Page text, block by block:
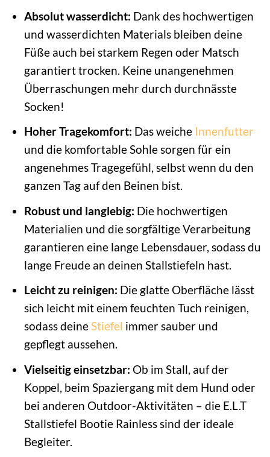
Absolut wasserdicht: Dank des hochwertigen
und wasserdichten Materials bleiben deine
Füße auch bei starkem Regen oder Matsch
garantiert trocken. Keine unangenehmen
Überraschungen mehr durch durchnässte
Socken!
Hoher Tragekomfort: Das weiche Innenfutter
und die komfortable Sohle sorgen für ein
angenehmes Tragegefühl, selbst wenn du den
ganzen Tag auf den Beinen bist.
Robust und langlebig: Die hochwertigen
Materialien und die sorgfältige Verarbeitung
garantieren eine lange Lebensdauer, sodass du
lange Freude an deinen Stallstiefeln hast.
Leicht zu reinigen: Die glatte Oberfläche lässt
sich leicht mit einem feuchten Tuch reinigen,
sodass deineStiefel immer sauber und
gepflegt aussehen.
Vielseitig einsetzbar: Ob im Stall, auf der
Koppel, beim Spaziergang mit dem Hund oder
bei anderen Outdoor-Aktivitäten – die E.L.T
Stallstiefel Bootie Rainless sind der ideale
Begleiter.